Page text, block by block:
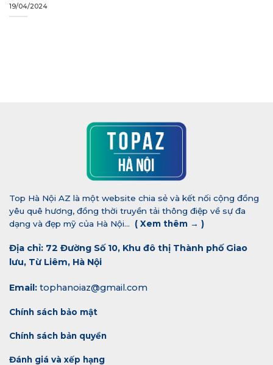
19/04/2024
Top Hà Nội AZ là một website chia sẻ và kết nối cộng đồng
yêu quê hương, đồng thời truyền tải thông điệp về sự đa
dạng và đẹp mỹ của Hà Nội... ( Xem thêm → )
Địa chỉ: 72 Đường Số 10, Khu đô thị Thành phố Giao
lưu, Từ Liêm, Hà Nội
Email: tophanoiaz@gmail.com
Chính sách bảo mật
Chính sách bản quyền
Đánh giá và xếp hạng